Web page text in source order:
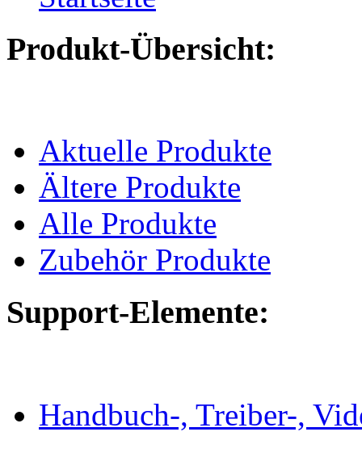
Produkt-Übersicht:
Aktuelle Produkte
Ältere Produkte
Alle Produkte
Zubehör Produkte
Support-Elemente:
Handbuch-, Treiber-,